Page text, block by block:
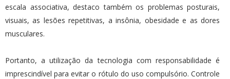
escala associativa, destaco também os problemas posturais,
visuais, as lesões repetitivas, a insônia, obesidade e as dores
musculares.
Portanto, a utilização da tecnologia com responsabilidade é
imprescindível para evitar o rótulo do uso compulsório. Controle